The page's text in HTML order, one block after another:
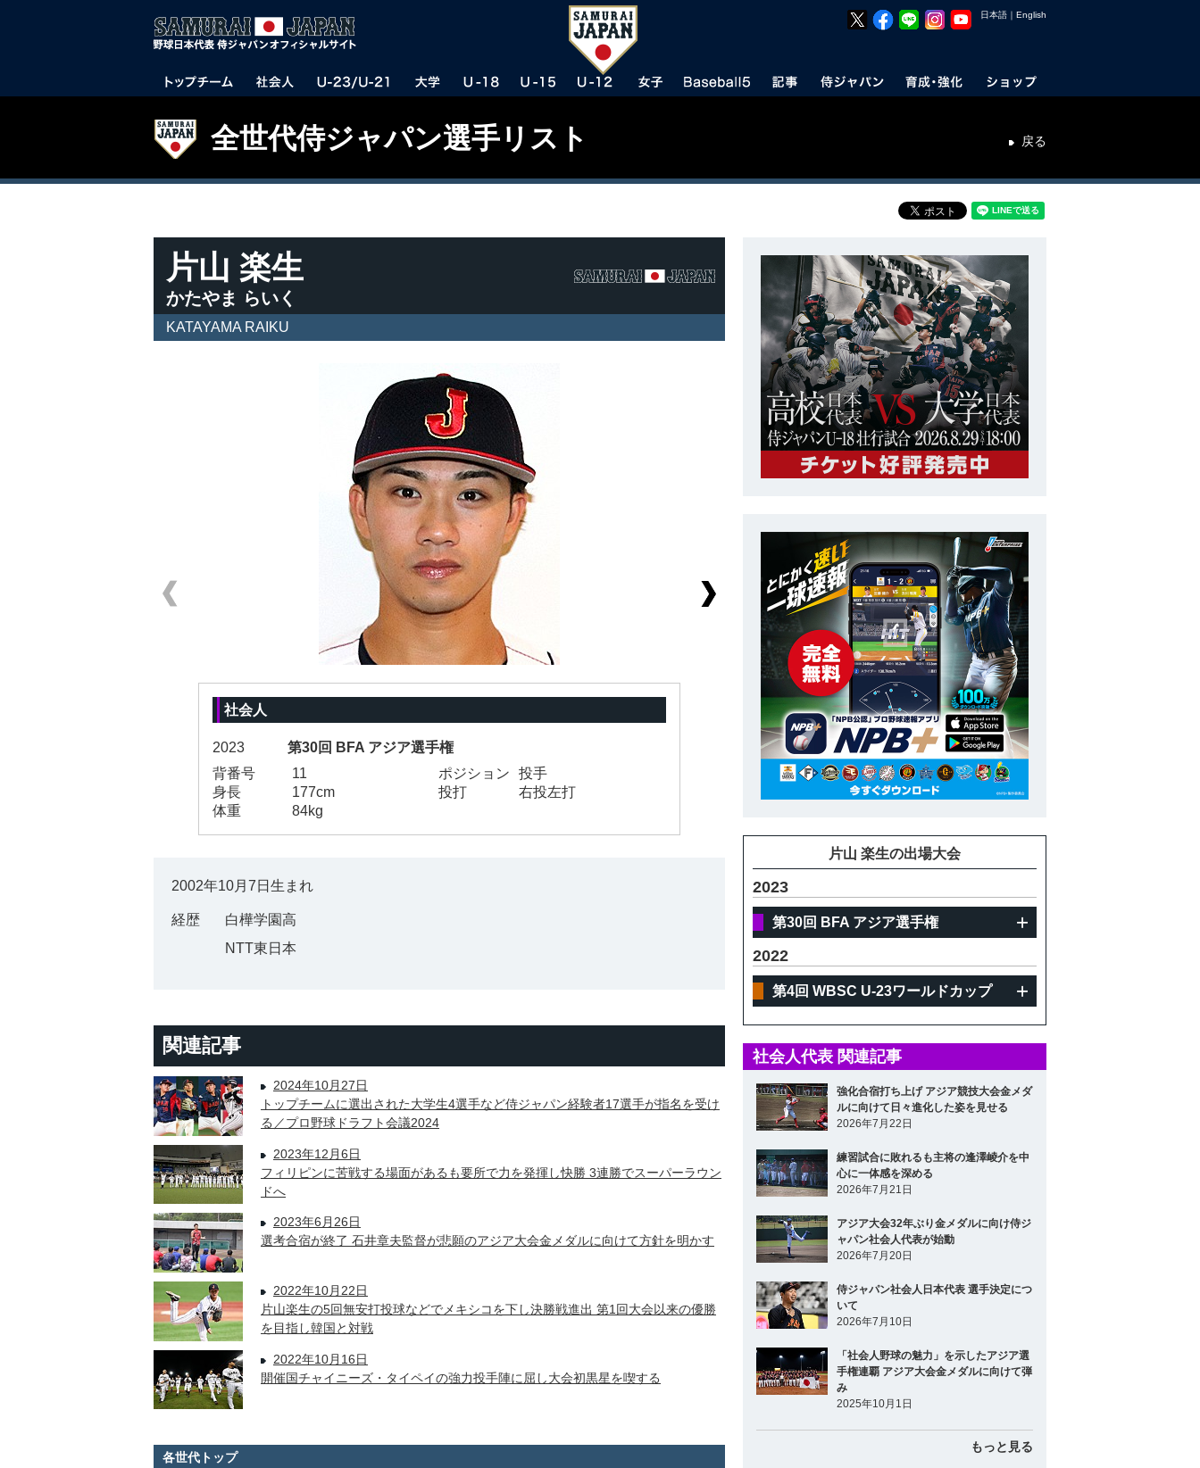
日本語 ｜ English
全世代侍ジャパン選手リスト 戻る
片山 楽生
かたやま らいく
KATAYAMA RAIKU
社会人
2023
第30回 BFA アジア選手権
背番号
11 ポジション
投手
身長
177cm 投打
右投左打
体重
84kg
U-23
第4回 WBSC U-23ワールドカップ
背番号
16
177cm 投打
2002年10月7日生まれ
経歴
白樺学園高
NTT東日本
関連記事
2024年10月27日
トップチームに選出された大学生4選手など侍ジャパン経験者17選手が指名を受け
る／プロ野球ドラフト会議2024
2023年12月6日
フィリピンに苦戦する場面があるも要所で力を発揮し快勝 3連勝でスーパーラウン
ドへ
2023年6月26日
選考合宿が終了 石井章夫監督が悲願のアジア大会金メダルに向けて方針を明かす
2022年10月22日
片山楽生の5回無安打投球などでメキシコを下し決勝戦進出 第1回大会以来の優勝
を目指し韓国と対戦
2022年10月16日
開催国チャイニーズ・タイペイの強力投手陣に屈し大会初黒星を喫する
各世代トップ
片山 楽生の出場大会
2023
第30回 BFA アジア選手権
2022
第4回 WBSC U-23ワールドカップ
社会人代表 関連記事
強化合宿打ち上げ アジア競技大会金メダ
ルに向けて日々進化した姿を見せる
2026年7月22日
練習試合に敗れるも主将の逢澤崚介を中
心に一体感を深める
2026年7月21日
アジア大会32年ぶり金メダルに向け侍ジ
ャパン社会人代表が始動
2026年7月20日
侍ジャパン社会人日本代表 選手決定につ
いて
2026年7月10日
「社会人野球の魅力」を示したアジア選
手権連覇 アジア大会金メダルに向けて弾
み
2025年10月1日
もっと見る